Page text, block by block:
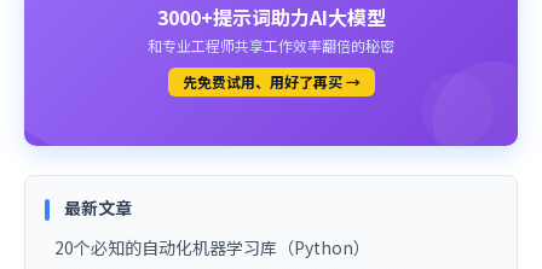
3000+提示词助力AI大模型
和专业工程师共享工作效率翻倍的秘密
先免费试用、用好了再买 →
最新文章
20个必知的自动化机器学习库（Python）